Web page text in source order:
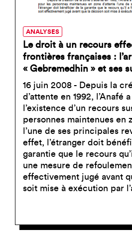
ANALYSES
Le droit à un recours
frontières françaises :
« Gebremedhin » et ses
16 juin 2008 - Depuis la
d’attente en 1992, l’Anafé
l’existence d’un recours
personnes maintenues en
l’une de ses principales
effet, l’étranger doit
garantie que le recours
une mesure de
effectivement jugé avant
soit mise à exécution par